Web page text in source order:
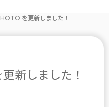
を更新しました！
新しました！